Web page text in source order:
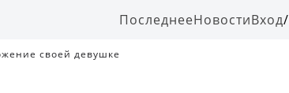
ПоследнееНовостиВход/
своей девушке